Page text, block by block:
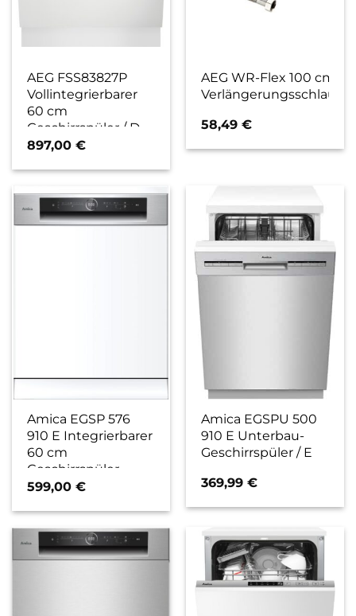
AEG FSS83827P
Vollintegrierbarer
60 cm
Geschirrspüler / D
897,00€
AEG WR-Flex 100 cm
58,49€
Amica EGSP 576
910 E Integrierbarer
60 cm
Geschirrspüler
edelstahl / D
599,00€
Amica EGSPU 500
910 E Unterbau-
Geschirrspüler / E
369,99€